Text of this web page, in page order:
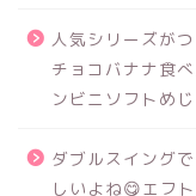
人気シリーズが
チョコバナナ食
ンビニソフトめ
ダブルスイング
しいよね😋エフ